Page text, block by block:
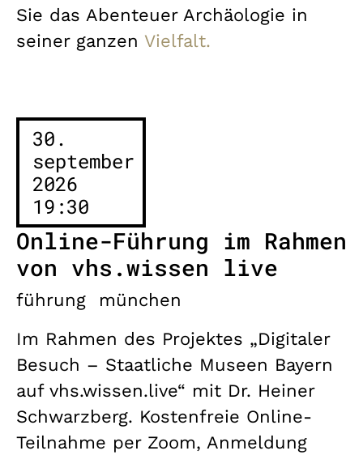
Sie das Abenteuer Archäologie in
seiner ganzen Vielfalt.
30.
september
2026
19:30
Online-Führung im Rahmen
von vhs.wissen live
führung
münchen
Im Rahmen des Projektes „Digitaler
Besuch – Staatliche Museen Bayern
auf vhs.wissen.live“ mit Dr. Heiner
Schwarzberg. Kostenfreie Online-
Teilnahme per Zoom, Anmeldung